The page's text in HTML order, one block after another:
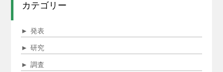
カテゴリー
► 発表
► 研究
► 調査